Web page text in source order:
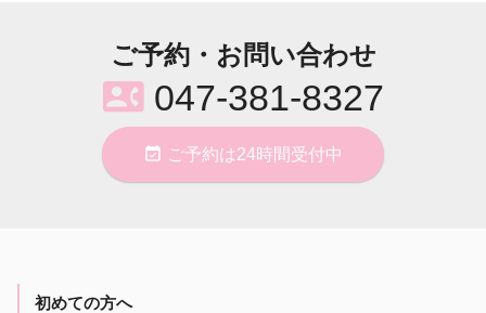
ご予約・お問い合わせ
contact_phone 047-381-8327
event_available ご予約は24時間受付中
初めての方へ